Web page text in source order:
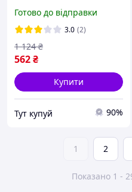
3/8 для зручного
використання
Готово до відправки
3.0 (2)
562₴
1 124 ₴
Купити
Тут купуй 90%
1 2
Показано 1 -